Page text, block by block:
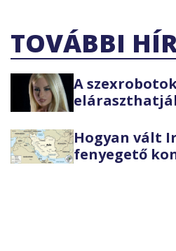
TOVÁBBI
A
Hogyan vált
fenyegető